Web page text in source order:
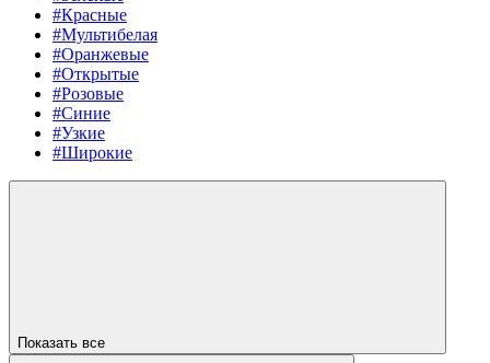
#Красные
#Мультибелая
#Оранжевые
#Открытые
#Розовые
#Синие
#Узкие
#Широкие
Показать все